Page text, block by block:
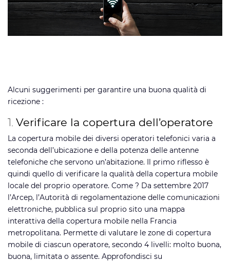
Alcuni suggerimenti per garantire una buona qualità di
ricezione :
1. Verificare la copertura dell’operatore
La copertura mobile dei diversi operatori telefonici varia a
seconda dell’ubicazione e della potenza delle antenne
telefoniche che servono un’abitazione. Il primo riflesso è
quindi quello di verificare la qualità della copertura mobile
locale del proprio operatore. Come ? Da settembre 2017
l’Arcep, l’Autorità di regolamentazione delle comunicazioni
elettroniche, pubblica sul proprio sito una mappa
interattiva della copertura mobile nella Francia
metropolitana. Permette di valutare le zone di copertura
mobile di ciascun operatore, secondo 4 livelli: molto buona,
buona, limitata o assente. Approfondisci su